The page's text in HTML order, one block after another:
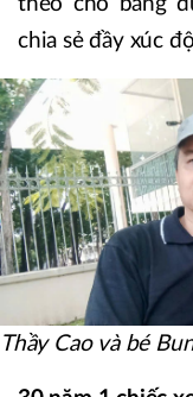
chia sẻ đầy xúc
Thầy Cao và bé